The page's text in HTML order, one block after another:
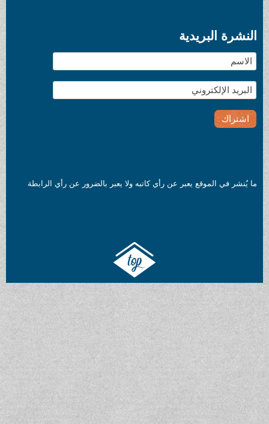
النشرة البريدية
ما يُنشر في الموقع يعبر عن رأي كاتبه ولا يعبر بالضرور عن رأي الرابطة